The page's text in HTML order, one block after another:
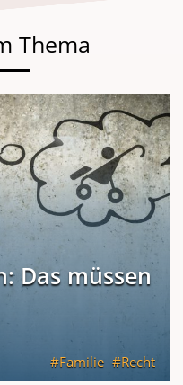
Thema
Das müssen
Familie
Recht